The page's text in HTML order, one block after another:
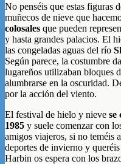
No penséis que estas figuras
muñecos de nieve que
colosales que pueden
y hasta grandes palacios. El
las congeladas aguas del río
Según parece, la costumbre
lugareños utilizaban bloques
alumbrarse en la oscuridad.
por la acción del viento.
El festival de hielo y nieve se
1985 y suele comenzar con
amigos viajeros, si no teméis
deportes de invierno y
Harbin os espera con los